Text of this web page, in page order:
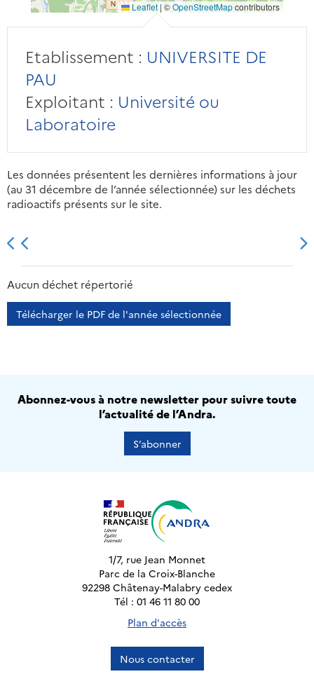
Leaflet | ©OpenStreetMapcontributors
Etablissement : UNIVERSITE DE
PAU
Exploitant : Université ou
Laboratoire
Les données présentent les dernières informations à jour
(au 31 décembre de l’année sélectionnée) sur les déchets
radioactifs présents sur le site.
2013 2014
Aucun déchet répertorié
Télécharger le PDF de l'année sélectionnée
Abonnez-vous à notre newsletter pour suivre toute
l’actualité de l’Andra.
S’abonner
1/7, rue Jean Monnet
Parc de la Croix-Blanche
92298 Châtenay-Malabry cedex
Tél : 01 46 11 80 00
Plan d'accès
Nous contacter